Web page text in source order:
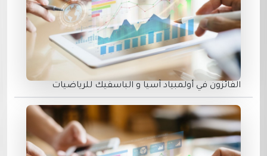
الفائزون في أولمبياد آسيا و الباسفيك للرياضيات